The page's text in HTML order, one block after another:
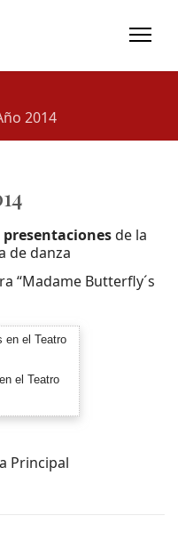
2014
presentacionesde la
de danza
“Madame Butterfly´s
el Teatro
Principal